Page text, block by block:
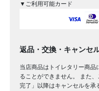
▼ご利用可能カード
返品・交換・キャンセ
当店商品はトイレタリー商
ることができません。 また
完了」以降はキャンセルを承